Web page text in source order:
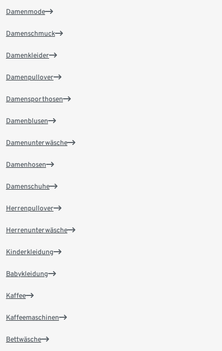
Damenmode
Damenschmuck
Damenkleider
Damenpullover
Damensporthosen
Damenblusen
Damenunterwäsche
Damenhosen
Damenschuhe
Herrenpullover
Herrenunterwäsche
Kinderkleidung
Babykleidung
Kaffee
Kaffeemaschinen
Bettwäsche